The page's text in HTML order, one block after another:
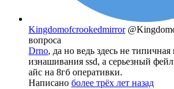
Kingdomofcrookedmirror
вопроса
Drno, да но ведь здесь не типичная
изнашивания ssd, а серьезный
айс на 8гб оперативки.
Написано более трёх лет назад